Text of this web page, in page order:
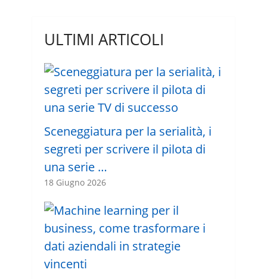
ULTIMI ARTICOLI
Sceneggiatura per la serialità, i
segreti per scrivere il pilota di
una serie …
18 Giugno 2026